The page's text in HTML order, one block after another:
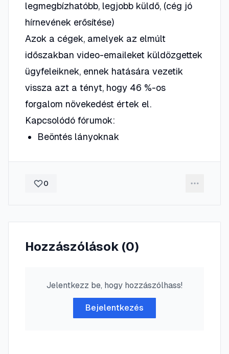
legmegbízhatóbb, legjobb küldő, (cég jó
hírnevének erősítése)
Azok a cégek, amelyek az elmúlt
időszakban video-emaileket küldözgettek
ügyfeleiknek, ennek hatására vezetik
vissza azt a tényt, hogy 46 %-os
forgalom növekedést értek el.
Kapcsolódó fórumok:
Beöntés lányoknak
0
Hozzászólások (0)
Jelentkezz be, hogy hozzászólhass!
Bejelentkezés